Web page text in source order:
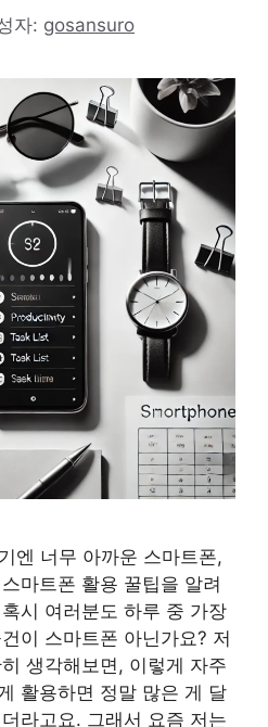
자: gosansuro
엔 너무 아까운 스마트폰,
마트폰 활용 꿀팁을 알려
시 여러분도 하루 중 가장
이 스마트폰 아닌가요? 저
생각해보면, 이렇게 자주
활용하면 정말 많은 게 달
라고요. 그래서 요즘 저는